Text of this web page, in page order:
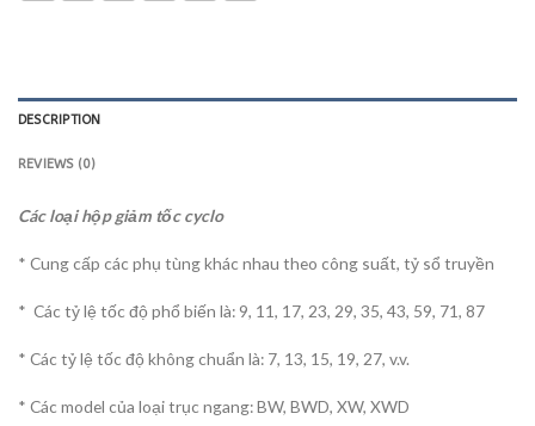
DESCRIPTION
REVIEWS (0)
Các loại hộp giảm tốc cyclo
* Cung cấp các phụ tùng khác nhau theo công suất, tỷ sổ truyền
* Các tỷ lệ tốc độ phổ biến là: 9, 11, 17, 23, 29, 35, 43, 59, 71, 87
* Các tỷ lệ tốc độ không chuẩn là: 7, 13, 15, 19, 27, v.v.
* Các model của loại trục ngang: BW, BWD, XW, XWD